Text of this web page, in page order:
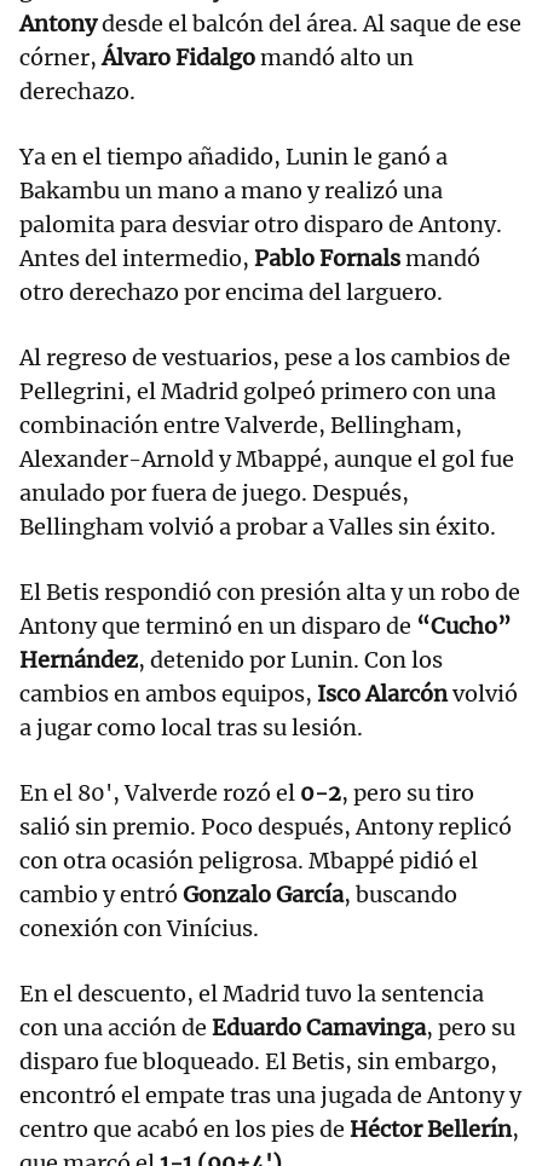
Antonydesde el balcón del área. Al saque de ese
córner,Álvaro Fidalgomandó alto un
derechazo.
Ya en el tiempo añadido, Lunin le ganó a
Bakambu un mano a mano y realizó una
palomita para desviar otro disparo de Antony.
Antes del intermedio, Pablo Fornalsmandó
otro derechazo por encima del larguero.
Al regreso de vestuarios, pese a los cambios de
Pellegrini, el Madrid golpeó primero con una
combinación entre Valverde, Bellingham,
Alexander-Arnold y Mbappé, aunque el gol fue
anulado por fuera de juego. Después,
Bellingham volvió a probar a Valles sin éxito.
El Betis respondió con presión alta y un robo de
Antony que terminó en un disparo de “Cucho”
Hernández, detenido por Lunin. Con los
cambios en ambos equipos, Isco Alarcónvolvió
a jugar como local tras su lesión.
En el 80', Valverde rozó el 0-2, pero su tiro
salió sin premio. Poco después, Antony replicó
con otra ocasión peligrosa. Mbappé pidió el
cambio y entró Gonzalo García, buscando
conexión con Vinícius.
En el descuento, el Madrid tuvo la sentencia
con una acción de Eduardo Camavinga, pero su
disparo fue bloqueado. El Betis, sin embargo,
encontró el empate tras una jugada de Antony y
centro que acabó en los pies de Héctor Bellerín,